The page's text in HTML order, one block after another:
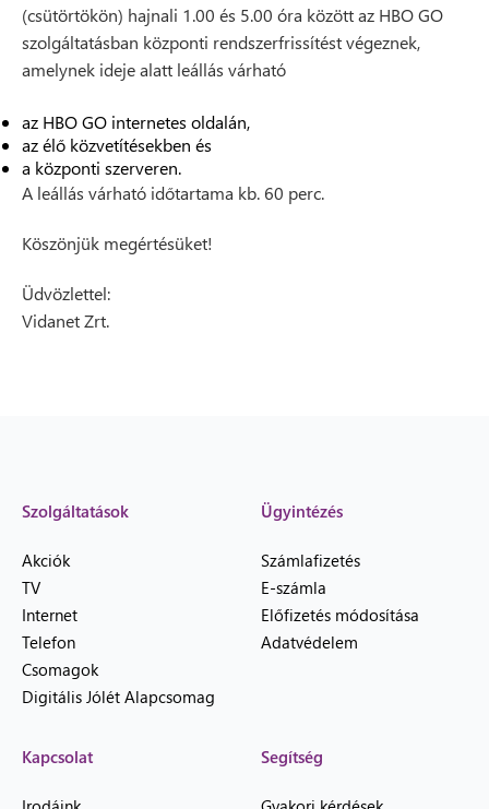
(csütörtökön) hajnali 1.00 és 5.00 óra között az HBO GO
szolgáltatásban központi rendszerfrissítést végeznek,
amelynek ideje alatt leállás várható
az HBO GO internetes oldalán,
az élő közvetítésekben és
a központi szerveren.
A leállás várható időtartama kb. 60 perc.
Köszönjük megértésüket!
Üdvözlettel:
Vidanet Zrt.
Szolgáltatások
Akciók
TV
Internet
Telefon
Csomagok
Digitális Jólét Alapcsomag
Ügyintézés
Számlafizetés
E-számla
Előfizetés módosítása
Adatvédelem
Kapcsolat Segítség